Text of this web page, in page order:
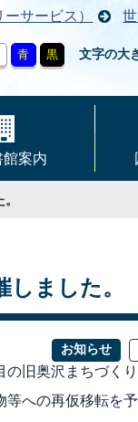
サービス）
青 黒 文字の大
案内
ました。
お知らせ
旧奥沢まちづく
への再仮移転を